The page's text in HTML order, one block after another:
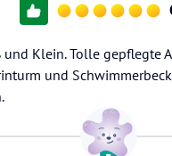
Klein. Tolle gepflegte
und